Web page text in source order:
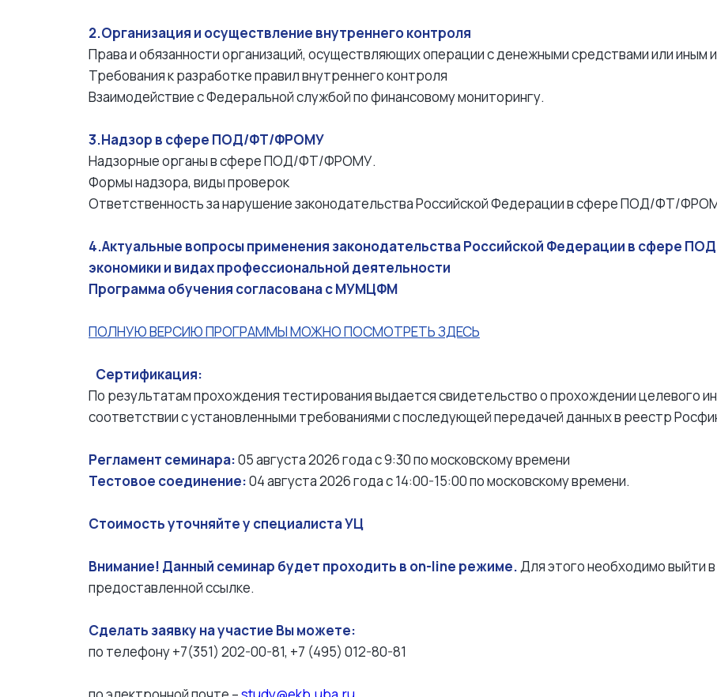
2.Организация и осуществление внутреннего контроля
Права и обязанности организаций, осуществляющих операции с денежными средствами или иным
Требования к разработке правил внутреннего контроля
Взаимодействие с Федеральной службой по финансовому мониторингу.
3.Надзор в сфере ПОД/ФТ/ФРОМУ
Надзорные органы в сфере ПОД/ФТ/ФРОМУ.
Формы надзора, виды проверок
Ответственность за нарушение законодательства Российской Федерации в сфере ПОД/ФТ/
4.Актуальные вопросы применения законодательства Российской Федерации в сфере
экономики и видах профессиональной деятельности
Программа обучения согласована с МУМЦФМ
ПОЛНУЮ ВЕРСИЮ ПРОГРАММЫ МОЖНО ПОСМОТРЕТЬ ЗДЕСЬ
Сертификация:
По результатам прохождения тестирования выдается свидетельство о прохождении целевого
соответствии с установленными требованиями с последующей передачей данных в реестр
Регламент семинара:05 августа 2026 года с 9:30 по московскому времени
Тестовое соединение:04 августа 2026 года с 14:00-15:00 по московскому времени.
Стоимость уточняйте у специалиста УЦ
Внимание! Данный семинар будет проходить в on-line режиме.Для этого необходимо выйти
предоставленной ссылке.
Сделать заявку на участие Вы можете:
по телефону +7(351) 202-00-81, +7 (495) 012-80-81